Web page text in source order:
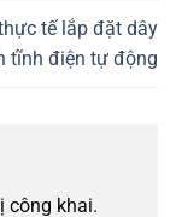
tế lắp đặt dây
tĩnh điện tự động
công khai.